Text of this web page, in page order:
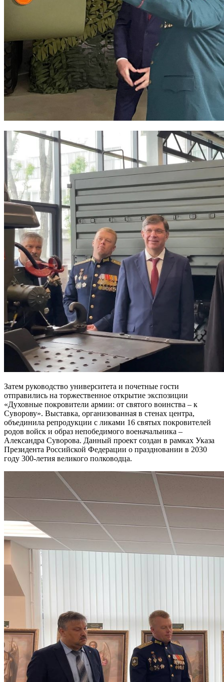
Затем руководство университета и почетные гости
отправились на торжественное открытие экспозиции
«Духовные покровители армии: от святого воинства – к
Суворову». Выставка, организованная в стенах центра,
объединила репродукции с ликами 16 святых покровителей
родов войск и образ непобедимого военачальника –
Александра Суворова. Данный проект создан в рамках Указа
Президента Российской Федерации о праздновании в 2030
году 300-летия великого полководца.